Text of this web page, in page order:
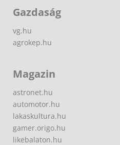
Gazdaság
vg.hu
agrokep.hu
Magazin
astronet.hu
automotor.hu
lakaskultura.hu
gamer.origo.hu
likebalaton.hu